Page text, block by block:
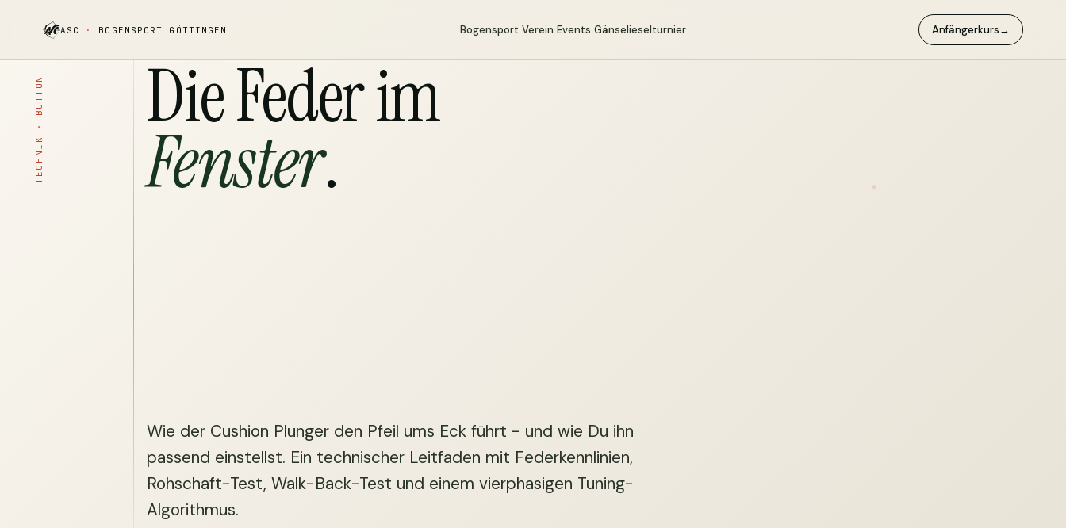
ASC · BOGENSPORT GÖTTINGEN Bogensport Verein Events Gänselieselturnier Anfängerkurs→
TECHNIK · BUTTON Die Feder im
Fenster.
Wie der Cushion Plunger den Pfeil ums Eck führt - und wie Du ihn
passend einstellst. Ein technischer Leitfaden mit Federkennlinien,
Rohschaft-Test, Walk-Back-Test und einem vierphasigen Tuning-
Algorithmus.